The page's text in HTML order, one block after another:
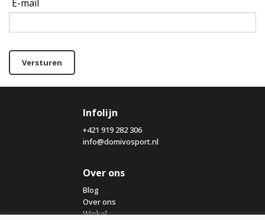
E-mail
Versturen
Infolijn
+421 919 282 306
info@domivosport.nl
Over ons
Blog
Over ons
Winkel